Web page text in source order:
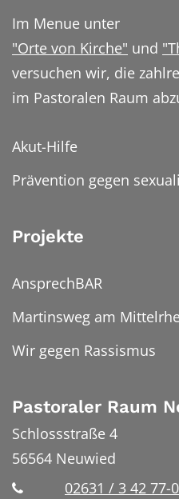
Im Menue unter
"Orte von Kirche" und
versuchen wir, die
im Pastoralen Raum
Akut-Hilfe
Prävention gegen
Projekte
AnsprechBAR
Martinsweg am
Wir gegen Rassismus
Pastoraler Raum
Schlossstraße 4
56564 Neuwied
02631 / 3 42 77-0